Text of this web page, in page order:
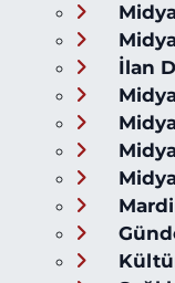
İlan